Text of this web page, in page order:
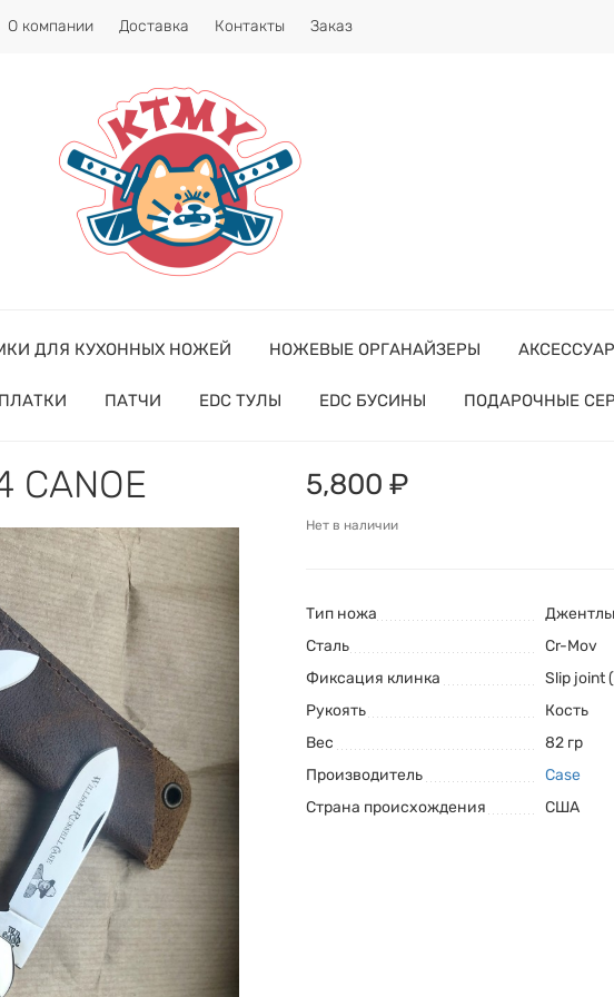
О компании Доставка Контакты Заказ
ДЛЯ КУХОННЫХ НОЖЕЙ НОЖЕВЫЕ ОРГАНАЙЗЕРЫ
ПЛАТКИ ПАТЧИ EDC ТУЛЫ EDC БУСИНЫ ПОДАРОЧНЫЕ
5,800 ₽
Нет в наличии
Тип ножа
Сталь
Cr-Mov
Фиксация клинка
Slip joint
Рукоять
Кость
Вес
82 гр
Производитель
Case
Страна происхождения
США